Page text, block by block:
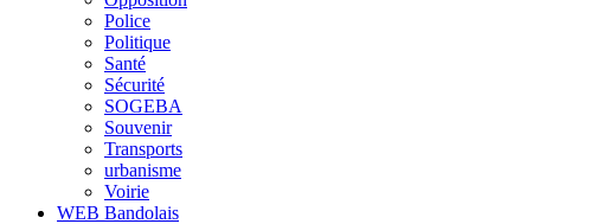
Police
Politique
Santé
Sécurité
SOGEBA
Souvenir
Transports
urbanisme
Voirie
WEB Bandolais